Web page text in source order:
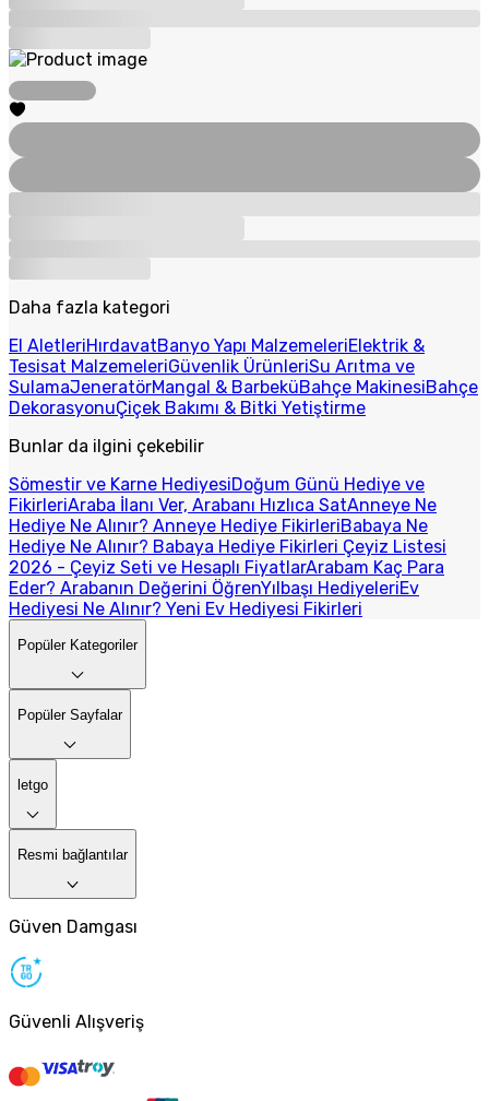
Daha fazla kategori
El AletleriHırdavatBanyo Yapı MalzemeleriElektrik &
Tesisat MalzemeleriGüvenlik ÜrünleriSu Arıtma ve
SulamaJeneratörMangal & BarbeküBahçe MakinesiBahçe
DekorasyonuÇiçek Bakımı & Bitki Yetiştirme
Bunlar da ilgini çekebilir
Sömestir ve Karne HediyesiDoğum Günü Hediye ve
FikirleriAraba İlanı Ver, Arabanı Hızlıca SatAnneye Ne
Hediye Ne Alınır? Anneye Hediye FikirleriBabaya Ne
Hediye Ne Alınır? Babaya Hediye Fikirleri Çeyiz Listesi
2026 - Çeyiz Seti ve Hesaplı FiyatlarArabam Kaç Para
Eder? Arabanın Değerini ÖğrenYılbaşı HediyeleriEv
Hediyesi Ne Alınır? Yeni Ev Hediyesi Fikirleri
Popüler Kategoriler
Popüler Sayfalar
letgo
Resmi bağlantılar
Güven Damgası
Güvenli Alışveriş